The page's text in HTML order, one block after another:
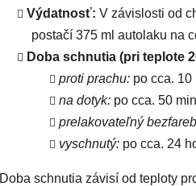
Výdatnosť: V závislosti od
postačí 375 ml autolaku na
Doba schnutia (pri teplote
proti prachu: po cca. 10
na dotyk: po cca. 50
prelakovateľný
vyschnutý: po cca. 24
Doba schnutia závisí od teploty